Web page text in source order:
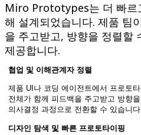
Miro Prototypes는 더 빠르
해 설계되었습니다. 제품 팀
을 주고받고, 방향을 정렬할
제공합니다.
협업 및 이해관계자 정렬
제품 UI나 코딩 에이전트에서 프로토
전체가 함께 피드백을 주고받고 방향
의사결정 과정으로 전환할 수 있습니
디자인 탐색 및 빠른 프로토타이핑